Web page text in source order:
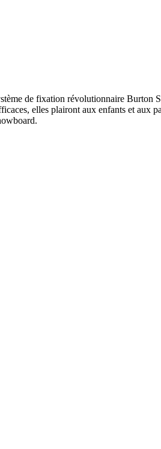
de fixation révolutionnaire Burton
elles plairont aux enfants et aux